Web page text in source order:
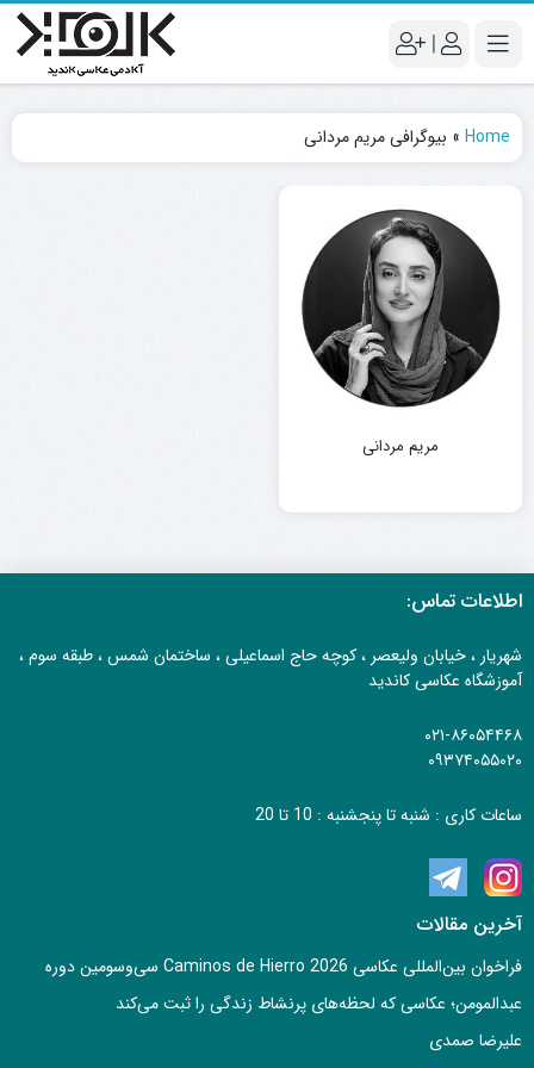
|
Home
» بیوگرافی مریم مردانی
مریم مردانی
اطلاعات تماس:
شهریار ، خیابان ولیعصر ، کوچه حاج اسماعیلی ، ساختمان شمس ، طبقه سوم ،
آموزشگاه عکاسی کاندید
۰۲۱-۸۶۰۵۴۴۶۸
۰۹۳۷۴۰۵۵۰۲۰
ساعات کاری : شنبه تا پنجشنبه : 10 تا 20
آخرین مقالات
فراخوان بین‌المللی عکاسی Caminos de Hierro 2026 سی‌وسومین دوره
عبدالمومن؛ عکاسی که لحظه‌های پرنشاط زندگی را ثبت می‌کند
علیرضا صمدی